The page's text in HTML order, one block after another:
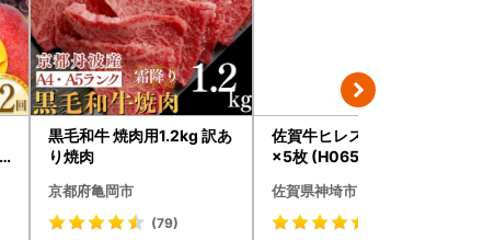
黒毛和牛 焼肉用1.2kg 訳あ
り焼肉
京都府亀岡市
(79)
佐賀牛ヒレステーキ200g
×5枚 (H065102)
佐賀県神埼市